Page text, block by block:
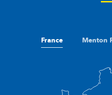
France Menton